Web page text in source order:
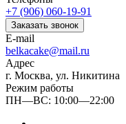
+7 (906) 060-19-91
Заказать звонок
E-mail
belkacake@mail.ru
Адрес
г. Москва, ул. Никитина
Режим работы
ПН—ВС: 10:00—22:00